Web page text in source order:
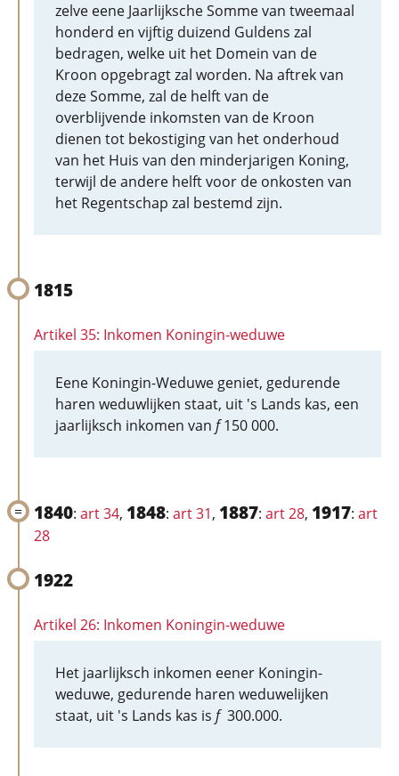
zelve eene Jaarlijksche Somme van tweemaal
honderd en vijftig duizend Guldens zal
bedragen, welke uit het Domein van de
Kroon opgebragt zal worden. Na aftrek van
deze Somme, zal de helft van de
overblijvende inkomsten van de Kroon
dienen tot bekostiging van het onderhoud
van het Huis van den minderjarigen Koning,
terwijl de andere helft voor de onkosten van
het Regentschap zal bestemd zijn.
1815
Artikel 35: Inkomen Koningin-weduwe
Eene Koningin-Weduwe geniet, gedurende
haren weduwlijken staat, uit 's Lands kas, een
jaarlijksch inkomen van f150 000.
1840: art 34, 1848: art 31, 1887: art 28, 1917: art
28
1922
Artikel 26: Inkomen Koningin-weduwe
Het jaarlijksch inkomen eener Koningin-
weduwe, gedurende haren weduwelijken
staat, uit 's Lands kas is f300.000.